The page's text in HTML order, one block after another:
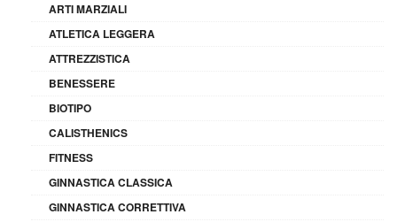
ARTI MARZIALI
ATLETICA LEGGERA
ATTREZZISTICA
BENESSERE
BIOTIPO
CALISTHENICS
FITNESS
GINNASTICA CLASSICA
GINNASTICA CORRETTIVA